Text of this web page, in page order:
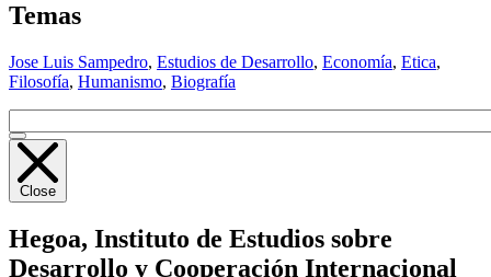
Temas
Jose Luis Sampedro, Estudios de Desarrollo, Economía, Etica,
Filosofía, Humanismo, Biografía
Close
Hegoa, Instituto de Estudios sobre
Desarrollo y Cooperación Internacional